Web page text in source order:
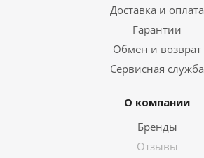
Доставка и оплата
Гарантии
Обмен и возврат
Сервисная служба
О компании
Бренды
Отзывы